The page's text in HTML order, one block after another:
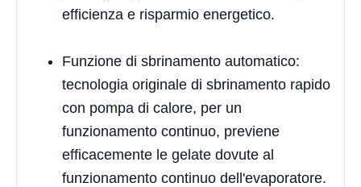
efficienza e risparmio energetico.
Funzione di sbrinamento automatico:
tecnologia originale di sbrinamento rapido
con pompa di calore, per un
funzionamento continuo, previene
efficacemente le gelate dovute al
funzionamento continuo dell'evaporatore.